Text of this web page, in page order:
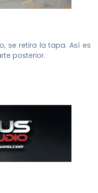
se retira la tapa. Así es
posterior.